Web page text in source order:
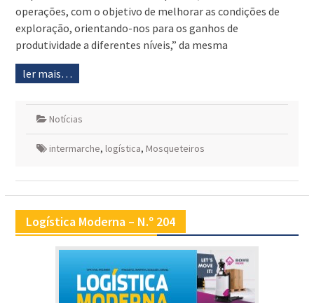
operações, com o objetivo de melhorar as condições de
exploração, orientando-nos para os ganhos de
produtividade a diferentes níveis,” da mesma
ler mais…
Notícias
intermarche, logística, Mosqueteiros
Logística Moderna – N.º 204